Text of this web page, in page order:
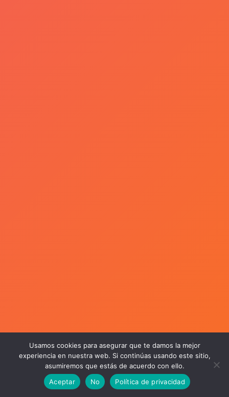
Usamos cookies para asegurar que te damos la mejor
experiencia en nuestra web. Si continúas usando este sitio,
asumiremos que estás de acuerdo con ello.
Aceptar
No Política de privacidad